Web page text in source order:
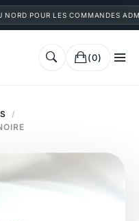
NORD POUR LES COMMANDES
(0)
/